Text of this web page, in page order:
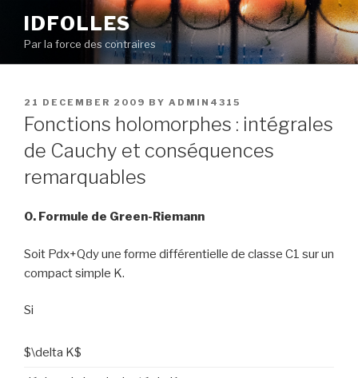
content
IDFOLLES
Par la force des contraires
POSTED
ON
21 DECEMBER 2009 BY ADMIN4315
Fonctions holomorphes : intégrales
de Cauchy et conséquences
remarquables
0. Formule de Green-Riemann
Soit Pdx+Qdy une forme différentielle de classe C1 sur un
compact simple K.
Si
$\delta K$